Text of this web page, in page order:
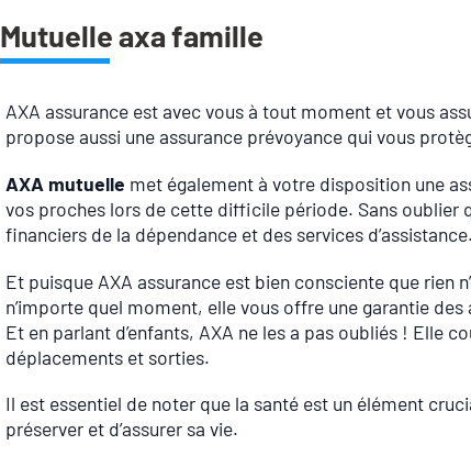
Mutuelle axa famille
AXA assurance est avec vous à tout moment et vous
propose aussi une assurance prévoyance qui vous
AXA mutuelle met également à votre disposition une
vos proches lors de cette difficile période. Sans oublier
financiers de la dépendance et des services d’assistance.
Et puisque AXA assurance est bien consciente que rien
n’importe quel moment, elle vous offre une garantie
Et en parlant d’enfants, AXA ne les a pas oubliés ! Elle
déplacements et sorties.
Il est essentiel de noter que la santé est un élément
préserver et d’assurer sa vie.